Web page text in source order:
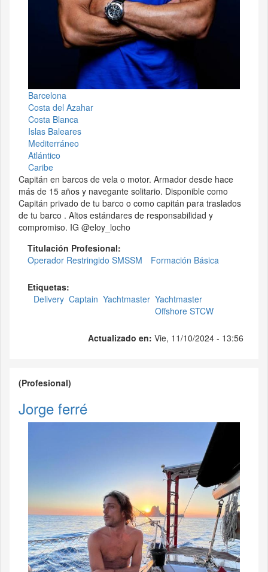
Barcelona
Costa del Azahar
Costa Blanca
Islas Baleares
Mediterráneo
Atlántico
Caribe
Capitán en barcos de vela o motor. Armador desde hace
más de 15 años y navegante solitario. Disponible como
Capitán privado de tu barco o como capitán para traslados
de tu barco . Altos estándares de responsabilidad y
compromiso. IG @eloy_locho
Titulación Profesional:
Operador Restringido SMSSM
Formación Básica
Etiquetas:
Delivery Captain Yachtmaster Yachtmaster
Offshore STCW
Actualizado en: Vie, 11/10/2024 - 13:56
(Profesional)
Jorge ferré